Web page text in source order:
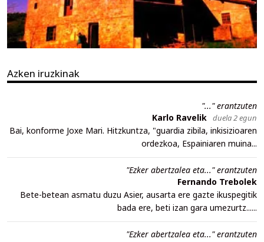
Azken iruzkinak
"..." erantzuten
Karlo Ravelik duela 2 egun
Bai, konforme Joxe Mari. Hitzkuntza, "guardia zibila, inkisizioaren
ordezkoa, Espainiaren muina...
"Ezker abertzalea eta..." erantzuten
Fernando Trebolek
Bete-betean asmatu duzu Asier, ausarta ere gazte ikuspegitik
bada ere, beti izan gara umezurtz......
"Ezker abertzalea eta..." erantzuten